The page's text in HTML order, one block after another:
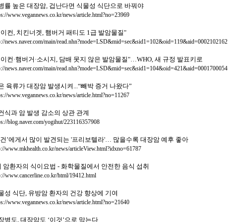
률 높은 대장암, 겁난다면 식물성 식단으로 바꿔야
www.vegannews.co.kr/news/article.html?no=23969
컨, 치킨너겟, 햄버거 패티도 1급 발암물질"
news.naver.com/main/read.nhn?mode=LSD&mid=sec&sid1=102&oid=119&aid=0002102162
컨·햄버거·소시지, 담배 못지 않은 발암물질"…WHO, 새 규정 발표키로
news.naver.com/main/read.nhn?mode=LSD&mid=sec&sid1=104&oid=421&aid=0001700054
육류가 대장암 발생시켜...“빼박 증거 나왔다”
www.vegannews.co.kr/news/article.html?no=11267
식과 암 발생 감소의 상관 관계
blog.naver.com/yogihut/223116357908
건’에게서 많이 발견되는 '프리보텔라'… 많을수록 대장암 예후 좋아
www.mkhealth.co.kr/news/articleView.html?idxno=61787
암환자의 식이요법 - 화학물질에서 안전한 음식 섭취
www.cancerline.co.kr/html/19412.html
성 식단, 유방암 환자의 건강 향상에 기여
www.vegannews.co.kr/news/article.html?no=21640
병도, 대장암도 ‘이것’으로 막는다